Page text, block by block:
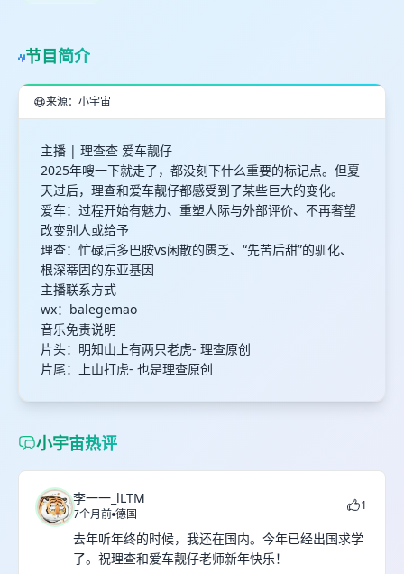
节目简介
来源：小宇宙
主播 | 理查查 爱车靓仔
2025年嗖一下就走了，都没刻下什么重要的标记点。但夏
天过后，理查和爱车靓仔都感受到了某些巨大的变化。
爱车：过程开始有魅力、重塑人际与外部评价、不再奢望
改变别人或给予
理查：忙碌后多巴胺vs闲散的匮乏、“先苦后甜”的驯化、
根深蒂固的东亚基因
主播联系方式
wx：balegemao
音乐免责说明
片头：明知山上有两只老虎- 理查原创
片尾：上山打虎- 也是理查原创
小宇宙热评
李一一_lLTM
7个月前 德国
1
去年听年终的时候，我还在国内。今年已经出国求学
了。祝理查和爱车靓仔老师新年快乐！